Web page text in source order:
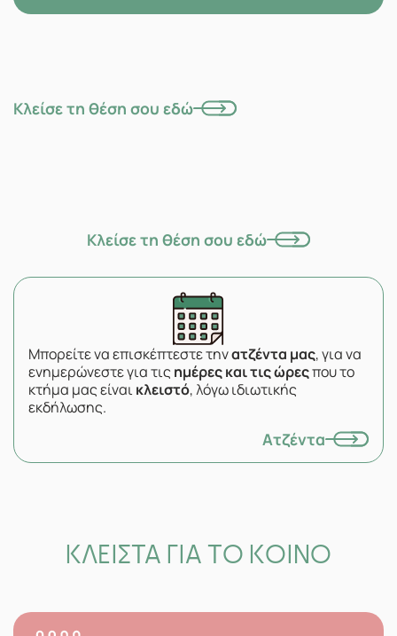
Κλείσε τη θέση σου εδώ
Κλείσε τη θέση σου εδώ
Μπορείτε να επισκέπτεστε τηνατζέντα μας, για να
ενημερώνεστε για τιςημέρες και τις ώρεςπου το
κτήμα μας είναικλειστό, λόγω ιδιωτικής
εκδήλωσης.
Ατζέντα
ΚΛΕΙΣΤΑ ΓΙΑ ΤΟ ΚΟΙΝΟ